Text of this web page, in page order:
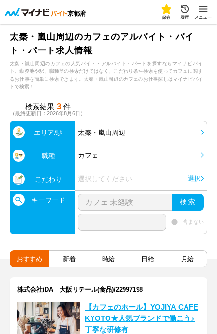
京都府
保存 履歴 メニュー
太秦・嵐山周辺のカフェのアルバイト・バイ
ト・パート求人情報
太秦・嵐山周辺のカフェの人気バイト・アルバイト・パートを探すならマイナビバイ
ト。勤務地や駅、職種等の検索だけではなく、こだわり条件検索を使ってカフェに関す
るお仕事を簡単に検索できます。太秦・嵐山周辺のカフェのお仕事探しはマイナビバイ
トで検索！
検索結果 3 件
（最終更新日：2026年8月6日）
エリア/駅 太秦・嵐山周辺
職種 カフェ
こだわり 選択してください 選択
キーワード 検索
含まない
おすすめ 新着 時給 日給 月給
株式会社iDA 大阪リテール(食品)/22997198
【カフェのホール】YOJIYA CAFE
KYOTO★人気ブランドで働こう♪
丁寧な研修有